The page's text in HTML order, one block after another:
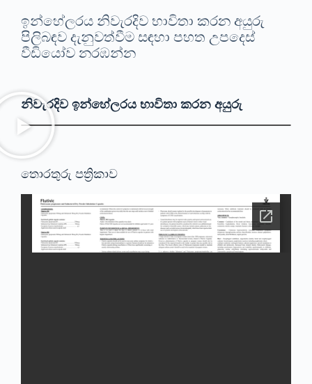
ඉන්හේලරය නිවැරදිව භාවිතා කරන අයුරු
පිලිබඳව දැනුවත්වීම සඳහා පහත උපදෙස්
වීඩියෝව නරඹන්න
නිවැරදිව ඉන්හේලරය භාවිතා කරන අයුරු
තොරතුරු පත්‍රිකාව